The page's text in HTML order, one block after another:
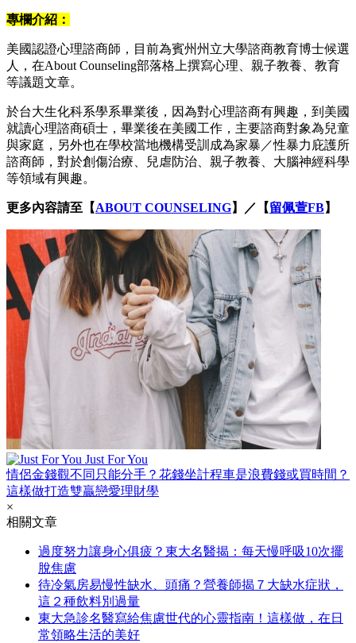
專欄介紹：
美國認證心理諮商師，目前為賓州州立大學諮商教育博士候選
人，在About Counseling部落格上撰寫心理、親子教養、教育
等議題文章。
於台大生化科系學系畢業後，因為對心理諮商有興趣，到美國
就讀心理諮商碩士，畢業後在美國工作，主要諮商對象為兒童
與家庭，另外也在學校當地機構受訓成為家暴／性暴力庇護所
諮商師，對於創傷治療、兒虐防治、親子教養、大腦神經科學
等領域有興趣。
更多內容請至 【ABOUT COUNSELING】／【留佩萱FB】
Just For You
情侶金錢觀不同只能分手？花錢坐計程車是浪費錢或買時間？
這樣做打造雙贏戀愛理財學
×
相關文章
過度努力讓身心俱疲？東大名醫揭：每天慢呼吸10次擺
脫焦慮
待冷氣房易慢性缺水、頭痛？營養師揭７大缺水症狀，
這２種飲料別過量
東大急診名醫寫給焦慮世代的心靈指南！這樣做，在日
常領略生活的美好